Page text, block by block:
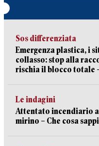
Sos differenziata
Emergenza plastica, i
collasso: stop alla
rischia il blocco totale
Le indagini
Attentato incendiario
mirino – Che cosa